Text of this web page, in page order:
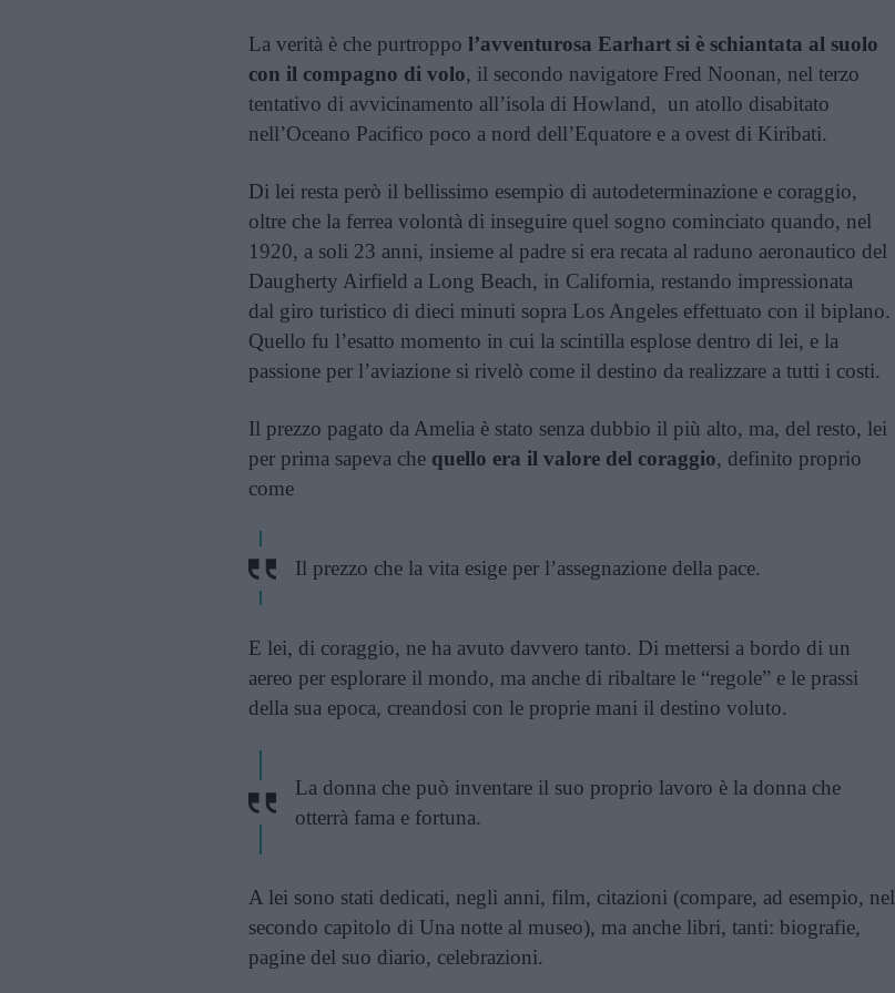
La verità è che purtroppo l’avventurosa Earhart si è schiantata al suolo
con il compagno di volo, il secondo navigatore Fred Noonan, nel terzo
tentativo di avvicinamento all’isola di Howland, un atollo disabitato
nell’Oceano Pacifico poco a nord dell’Equatore e a ovest di Kiribati.
Di lei resta però il bellissimo esempio di autodeterminazione e coraggio,
oltre che la ferrea volontà di inseguire quel sogno cominciato quando, nel
1920, a soli 23 anni, insieme al padre si era recata al raduno aeronautico del
Daugherty Airfield a Long Beach, in California, restando impressionata
dal giro turistico di dieci minuti sopra Los Angeles effettuato con il biplano.
Quello fu l’esatto momento in cui la scintilla esplose dentro di lei, e la
passione per l’aviazione si rivelò come il destino da realizzare a tutti i costi.
Il prezzo pagato da Amelia è stato senza dubbio il più alto, ma, del resto, lei
per prima sapeva che quello era il valore del coraggio, definito proprio
come
Il prezzo che la vita esige per l’assegnazione della pace.
E lei, di coraggio, ne ha avuto davvero tanto. Di mettersi a bordo di un
aereo per esplorare il mondo, ma anche di ribaltare le “regole” e le prassi
della sua epoca, creandosi con le proprie mani il destino voluto.
La donna che può inventare il suo proprio lavoro è la donna che
otterrà fama e fortuna.
A lei sono stati dedicati, negli anni, film, citazioni (compare, ad esempio, nel
secondo capitolo di Una notte al museo), ma anche libri, tanti: biografie,
pagine del suo diario, celebrazioni.